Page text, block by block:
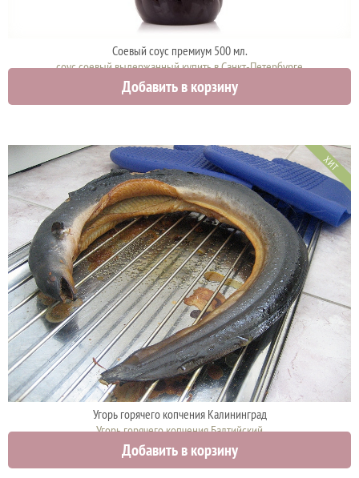
Соевый соус премиум 500 мл.
соус соевый выдержанный купить в Санкт-Петербурге
700 руб.
Добавить в корзину
ХИТ
Угорь горячего копчения Калининград
Угорь горячего копчения Балтийский
4700 руб.
Добавить в корзину